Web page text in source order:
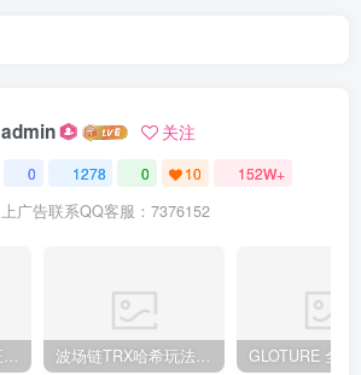
admin 关注
0 1278 0 10 152W+
上广告联系QQ客服：7376152
代办毕业证、结婚证、房产证、不动产权证书、离婚证、中专/大专/高中 ​波场链TRX哈希玩法深度解析：低门槛也能实现稳定回报的新思路